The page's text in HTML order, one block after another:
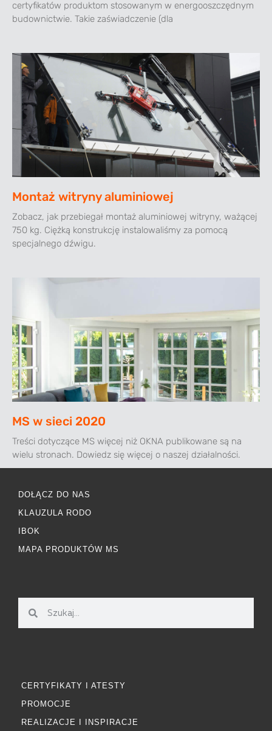
certyfikatów produktom stosowanym w energooszczędnym
budownictwie. Takie zaświadczenie (dla
Montaż witryny aluminiowej
Zobacz, jak przebiegał montaż aluminiowej witryny, ważącej
750 kg. Ciężką konstrukcję instalowaliśmy za pomocą
specjalnego dźwigu.
MS w sieci 2020
Treści dotyczące MS więcej niż OKNA publikowane są na
wielu stronach. Dowiedz się więcej o naszej działalności.
DOŁĄCZ DO NAS
KLAUZULA RODO
IBOK
MAPA PRODUKTÓW MS
CERTYFIKATY I ATESTY
PROMOCJE
REALIZACJE I INSPIRACJE